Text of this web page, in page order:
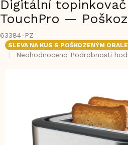
Digitální
TouchPro —
63384-PZ
SLEVA NA KUS S POŠKOZENÝM
Průměrné
hvězdiček.
Neohodnoceno Podrobnosti